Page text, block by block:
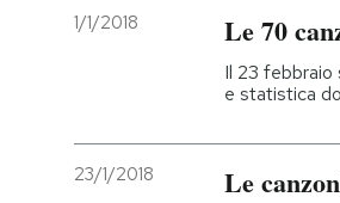
1/1/2018 Le 70
Il 23 febbraio
e statistica
23/1/2018 Le